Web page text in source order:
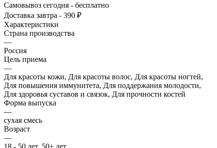
Самовывоз сегодня - бесплатно
Доставка завтра - 390 ₽
Характеристики
Страна производства
—
Россия
Цель приема
—
Для красоты кожи, Для красоты волос, Для красоты ногтей,
Для повышения иммунитета, Для поддержания молодости,
Для здоровья суставов и связок, Для прочности костей
Форма выпуска
—
сухая смесь
Возраст
—
18 - 50 лет, 50+ лет